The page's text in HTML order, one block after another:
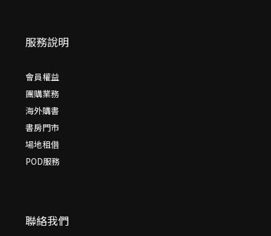
服務說明
會員權益
團購業務
海外購書
書房門市
場地租借
POD服務
聯絡我們